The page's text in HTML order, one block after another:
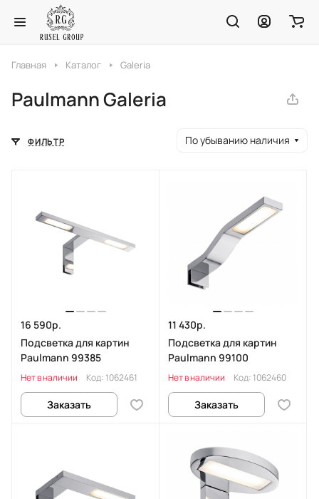
Главная Каталог Galeria
Paulmann Galeria
ФИЛЬТР По убыванию наличия
16 590р.
Подсветка для картин
Paulmann 99385
Нет в наличии Код: 1062461
Заказать
11 430р.
Подсветка для картин
Paulmann 99100
Нет в наличии Код: 1062460
Заказать